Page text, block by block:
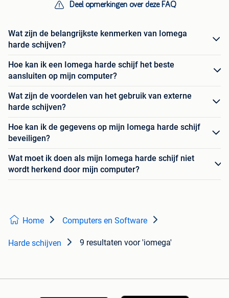
Deel opmerkingen over deze FAQ
Wat zijn de belangrijkste kenmerken van Iomega
harde schijven?
Hoe kan ik een Iomega harde schijf het beste
aansluiten op mijn computer?
Wat zijn de voordelen van het gebruik van externe
harde schijven?
Hoe kan ik de gegevens op mijn Iomega harde schijf
beveiligen?
Wat moet ik doen als mijn Iomega harde schijf niet
wordt herkend door mijn computer?
Home Computers en Software
Harde schijven 9 resultaten voor 'iomega'